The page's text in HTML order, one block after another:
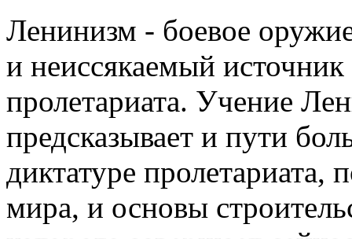
Ленинизм - боевое
и неиссякаемый
пролетариата. Учение
предсказывает и пути
диктатуре пролетариата,
мира, и основы